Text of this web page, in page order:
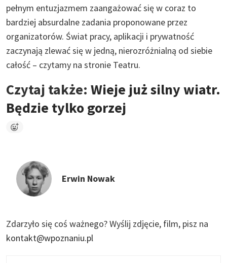
pełnym entuzjazmem zaangażować się w coraz to
bardziej absurdalne zadania proponowane przez
organizatorów. Świat pracy, aplikacji i prywatność
zaczynają zlewać się w jedną, nierozróżnialną od siebie
całość – czytamy na stronie Teatru.
Czytaj także: Wieje już silny wiatr.
Będzie tylko gorzej
Erwin Nowak
Zdarzyło się coś ważnego?Wyślij zdjęcie, film, pisz na
kontakt@wpoznaniu.pl